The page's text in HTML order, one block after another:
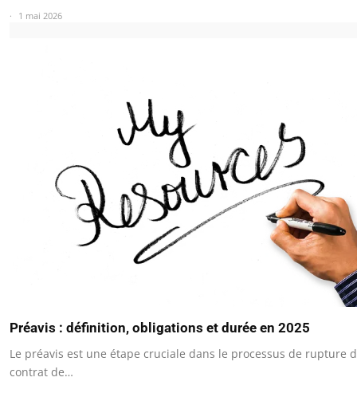
1 mai 2026
Préavis : définition, obligations et durée en 2025
Le préavis est une étape cruciale dans le processus de rupture
contrat de…